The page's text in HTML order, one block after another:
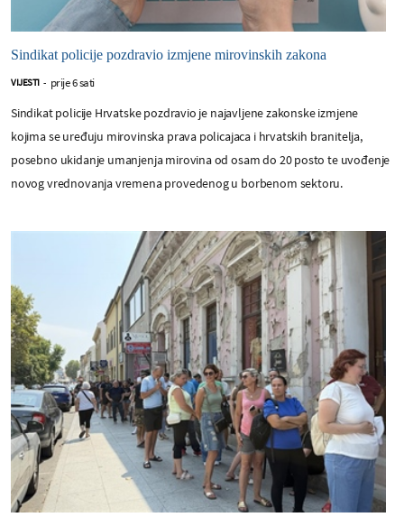
Sindikat policije pozdravio izmjene mirovinskih zakona
VIJESTI - prije 6 sati
Sindikat policije Hrvatske pozdravio je najavljene zakonske izmjene
kojima se uređuju mirovinska prava policajaca i hrvatskih branitelja,
posebno ukidanje umanjenja mirovina od osam do 20 posto te uvođenje
novog vrednovanja vremena provedenog u borbenom sektoru.